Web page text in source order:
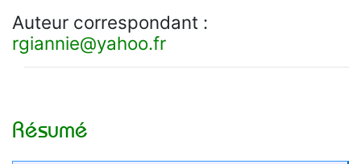
Auteur correspondant :
rgiannie@yahoo.fr
Résumé